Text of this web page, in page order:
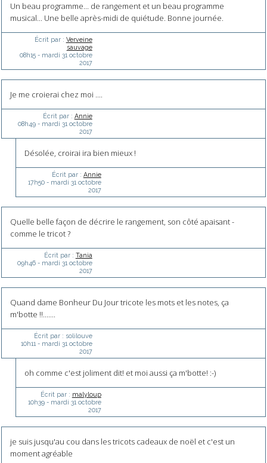
Un beau programme... de rangement et un beau programme
musical... Une belle après-midi de quiétude. Bonne journée.
Écrit par : Verveine
sauvage
08h15- mardi 31 octobre
2017
Je me croierai chez moi ....
Écrit par : Annie
08h49- mardi 31 octobre
2017
Désolée, croirai ira bien mieux !
Écrit par : Annie
17h50- mardi 31 octobre
2017
Quelle belle façon de décrire le rangement, son côté apaisant -
comme le tricot ?
Écrit par : Tania
09h46- mardi 31 octobre
2017
Quand dame Bonheur Du Jour tricote les mots et les notes, ça
m'botte !!.......
Écrit par : solilouve
10h11 - mardi 31 octobre
2017
oh comme c'est joliment dit! et moi aussi ça m'botte! :-)
Écrit par : malyloup
10h39- mardi 31 octobre
2017
je suis jusqu'au cou dans les tricots cadeaux de noël et c'est un
moment agréable